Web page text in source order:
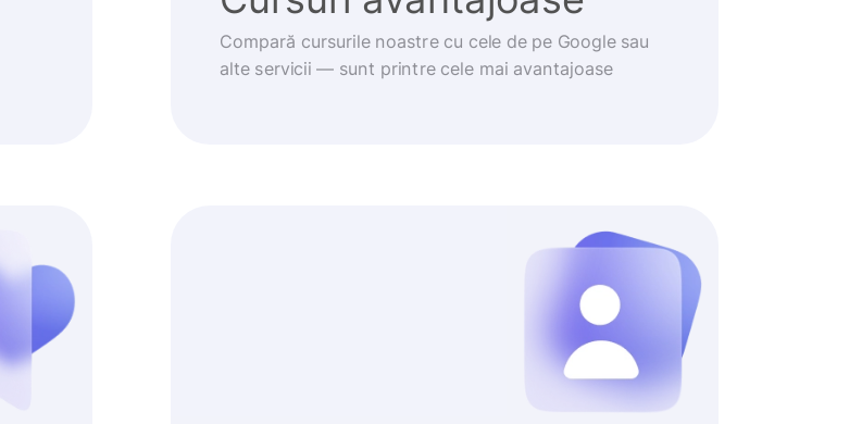
Compară cursurile noastre cu cele de pe Google sau
alte servicii — sunt printre cele mai avantajoase